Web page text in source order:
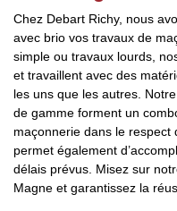
Chez Debart Richy, nous
avec brio vos travaux de
simple ou travaux lourds,
et travaillent avec des
les uns que les autres.
de gamme forment un
maçonnerie dans le respect
permet également
délais prévus. Misez sur
Magne et garantissez la